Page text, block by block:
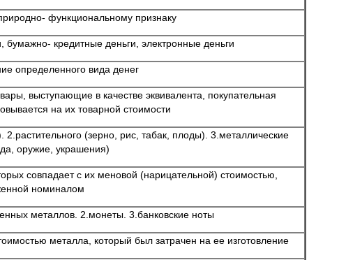
функциональному признаку
кредитные деньги, электронные деньги
определенного вида денег
выступающие в качестве эквивалента, покупательная
на их товарной стоимости
(зерно, рис, табак, плоды). 3.металлические
оружие, украшения)
совпадает с их меновой (нарицательной) стоимостью,
номиналом
металлов. 2.монеты. 3.банковские ноты
металла, который был затрачен на ее изготовление